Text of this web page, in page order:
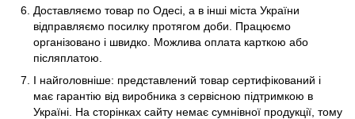
Доставляємо товар по Одесі, а в інші міста України
відправляємо посилку протягом доби. Працюємо
організовано і швидко. Можлива оплата карткою або
післяплатою.
І найголовніше: представлений товар сертифікований і
має гарантію від виробника з сервісною підтримкою в
Україні. На сторінках сайту немає сумнівної продукції, тому